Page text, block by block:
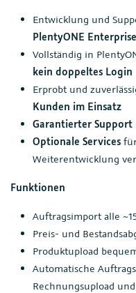
Entwicklung und
PlentyONE
Vollständig in
kein doppeltes Login
Erprobt und
Kunden im Einsatz
Garantierter Support
Optionale Services
Weiterentwicklung
Funktionen
Auftragsimport alle
Preis- und
Produktupload
Automatische
Rechnungsupload